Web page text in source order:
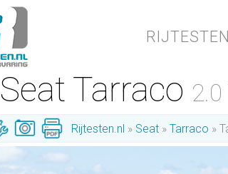
RIJTESTEN
Seat Tarraco
Rijtesten.nl Seat Tarraco